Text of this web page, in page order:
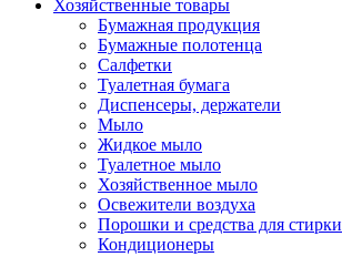
Хозяйственные товары
Бумажная продукция
Бумажные полотенца
Салфетки
Туалетная бумага
Диспенсеры, держатели
Мыло
Жидкое мыло
Туалетное мыло
Хозяйственное мыло
Освежители воздуха
Порошки и средства для стирки
Кондиционеры